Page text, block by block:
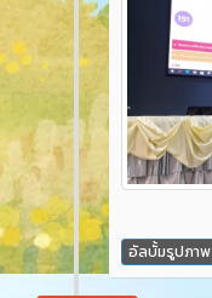
อัลบั้มรูปภาพ